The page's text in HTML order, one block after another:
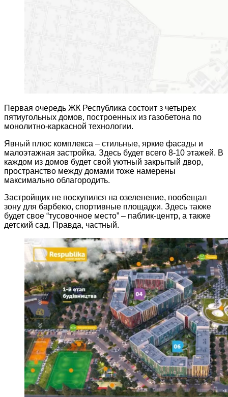
Первая очередь ЖК Республика состоит з четырех
пятиугольных домов, построенных из газобетона по
монолитно-каркасной технологии.
Явный плюс комплекса – стильные, яркие фасады и
малоэтажная застройка. Здесь будет всего 8-10 этажей. В
каждом из домов будет свой уютный закрытый двор,
пространство между домами тоже намерены
максимально облагородить.
Застройщик не поскупился на озеленение, пообещал
зону для барбекю, спортивные площадки. Здесь также
будет свое “тусовочное место” – паблик-центр, а также
детский сад. Правда, частный.